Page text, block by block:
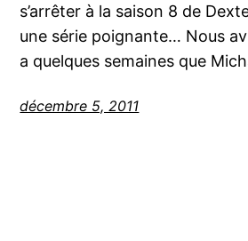
s’arrêter à la saison 8 de
une série poignante… Nous
a quelques semaines que
décembre 5, 2011